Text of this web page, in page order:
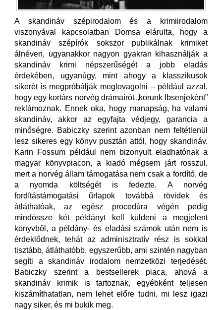
A skandináv szépirodalom és a krimiirodalom
viszonyával kapcsolatban Domsa elárulta, hogy a
skandináv szépírók sokszor publikálnak krimiket
álnéven, ugyanakkor nagyon gyakran kihasználják a
skandináv krimi népszerűségét a jobb eladás
érdekében, ugyanúgy, mint ahogy a klasszikusok
sikerét is megpróbálják meglovagolni – például azzal,
hogy egy kortárs norvég drámaírót „korunk Ibsenjeként”
reklámoznak. Ennek oka, hogy manapság, ha valami
skandináv, akkor az egyfajta védjegy, garancia a
minőségre. Babiczky szerint azonban nem feltétlenül
lesz sikeres egy könyv pusztán attól, hogy skandináv.
Karin Fossum például nem bizonyult eladhatónak a
magyar könyvpiacon, a kiadó mégsem járt rosszul,
mert a norvég állam támogatása nem csak a fordító, de
a nyomda költségét is fedezte. A norvég
fordítástámogatási űrlapok továbbá rövidek és
átláthatóak, az egész procedúra végén pedig
mindössze két példányt kell küldeni a megjelent
könyvből, a példány- és eladási számok után nem is
érdeklődnek, tehát az adminisztratív rész is sokkal
tisztább, átláthatóbb, egyszerűbb, ami szintén nagyban
segíti a skandináv irodalom nemzetközi terjedését.
Babiczky szerint a bestsellerek piaca, ahová a
skandináv krimik is tartoznak, egyébként teljesen
kiszámíthatatlan, nem lehet előre tudni, mi lesz igazi
nagy siker, és mi bukik meg.